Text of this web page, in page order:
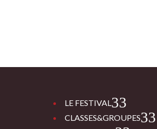
LE FESTIVAL 3
CLASSES&GROUPES 3